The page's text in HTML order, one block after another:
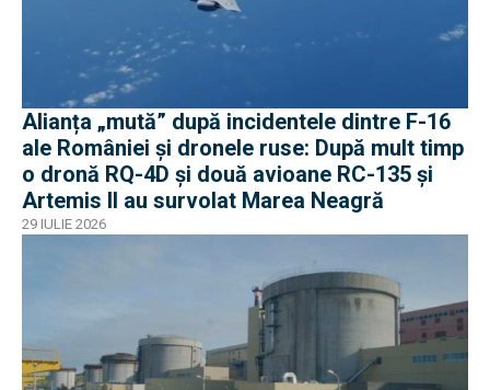
Alianța „mută” după incidentele dintre F-16
ale României și dronele ruse: După mult timp
o dronă RQ-4D și două avioane RC-135 și
Artemis II au survolat Marea Neagră
29 IULIE 2026